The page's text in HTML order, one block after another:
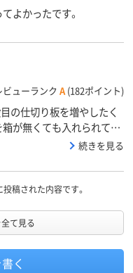
よかったです。
ビューランク A (182ポイント)
の仕切り板を増やしたく
が無くても入れられて便
続きを見る
稿された内容です。
て見る
く